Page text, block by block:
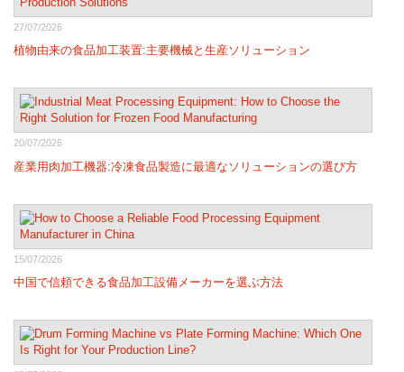
27/07/2026
植物由来の食品加工装置:主要機械と生産ソリューション
20/07/2026
産業用肉加工機器:冷凍食品製造に最適なソリューションの選び方
15/07/2026
中国で信頼できる食品加工設備メーカーを選ぶ方法